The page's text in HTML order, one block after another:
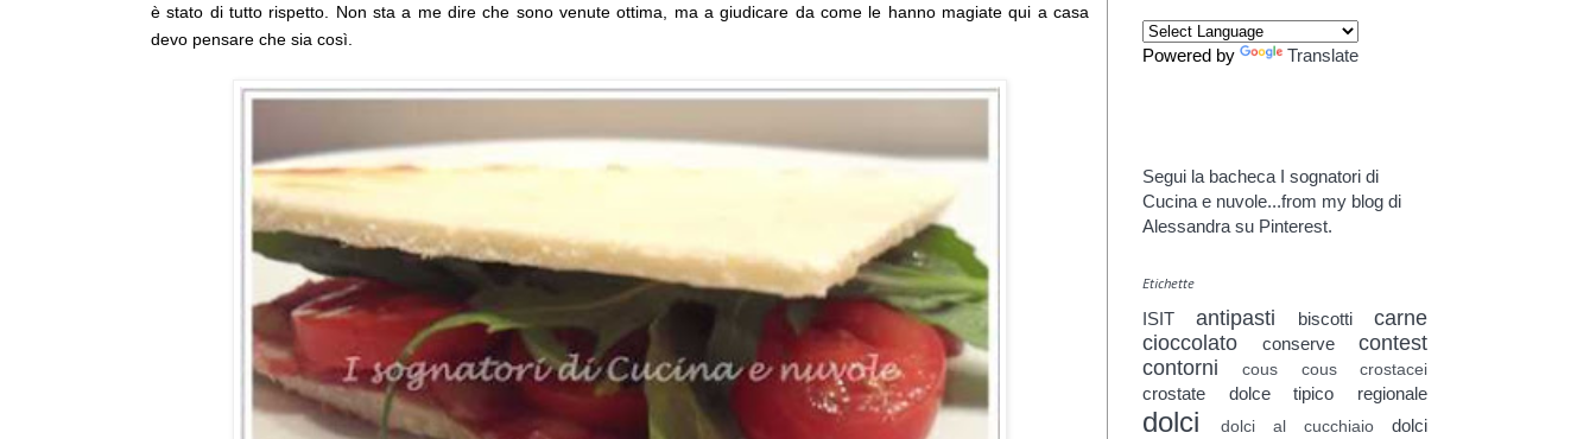
è stato di tutto rispetto. Non sta a me dire che sono venute ottima, ma a giudicare da come le hanno magiate qui a casa
devo pensare che sia così.
Powered by Translate
Segui la bacheca I sognatori di
Cucina e nuvole...from my blog di
Alessandra su Pinterest.
Etichette
ISIT antipasti biscotti
carne
cioccolato
conserve
contest
contorni
cous cous crostacei
crostate dolce tipico regionale
dolci dolci al cucchiaio
dolci